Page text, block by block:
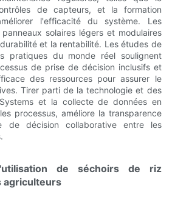
de capteurs, et la formation
l'efficacité du système. Les
solaires légers et modulaires
et la rentabilité. Les études de
pratiques du monde réel soulignent
de prise de décision inclusifs et
des ressources pour assurer le
Tirer parti de la technologie et des
et la collecte de données en
processus, améliore la transparence
de décision collaborative entre les
de séchoirs de riz
agriculteurs